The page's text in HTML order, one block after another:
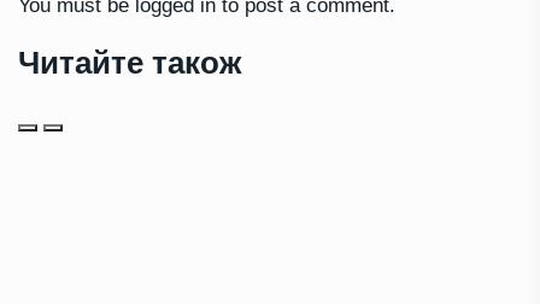
You must be logged in to post a comment.
Читайте також